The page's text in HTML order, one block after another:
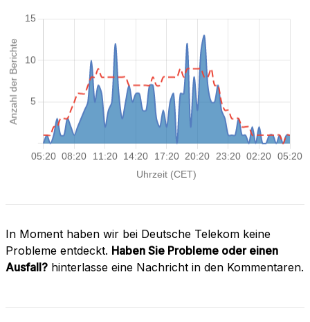
In Moment haben wir bei Deutsche Telekom keine
Probleme entdeckt. Haben Sie Probleme oder einen
Ausfall? hinterlasse eine Nachricht in den Kommentaren.